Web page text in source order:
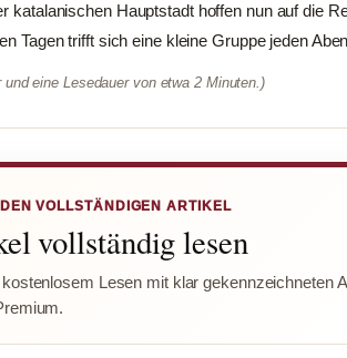
katalanischen Hauptstadt hoffen nun auf die
Tagen trifft sich eine kleine Gruppe jeden
eine Lesedauer von etwa 2 Minuten.)
VOLLSTÄNDIGEN ARTIKEL
vollständig lesen
Lesen mit klar gekennzeichneten